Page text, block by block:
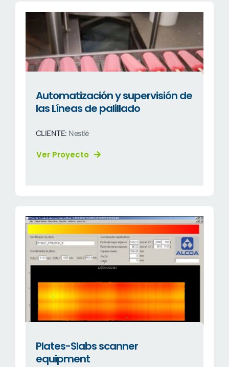
Automatización y supervisión de
las Líneas de palillado
CLIENTE: Nestlé
Ver Proyecto
Plates-Slabs scanner
equipment